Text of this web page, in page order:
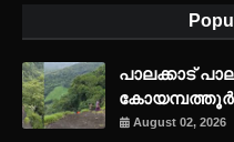
പാലക്കാട്
കോയമ്പത്തൂര്‍
August 02, 2026